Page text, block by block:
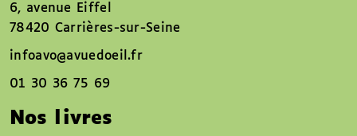
6, avenue Eiffel
78420 Carrières-sur-Seine
infoavo@avuedoeil.fr
01 30 36 75 69
Nos livres